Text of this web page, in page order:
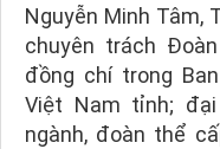
Nguyễn Minh Tâm,
chuyên trách
đồng chí trong
Việt Nam tỉnh;
ngành, đoàn thể